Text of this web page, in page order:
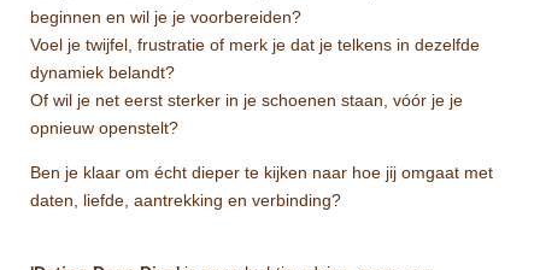
beginnen en wil je je voorbereiden?
Voel je twijfel, frustratie of merk je dat je telkens in dezelfde
dynamiek belandt?
Of wil je net eerst sterker in je schoenen staan, vóór je je
opnieuw openstelt?
Ben je klaar om écht dieper te kijken naar hoe jij omgaat met
daten, liefde, aantrekking en verbinding?